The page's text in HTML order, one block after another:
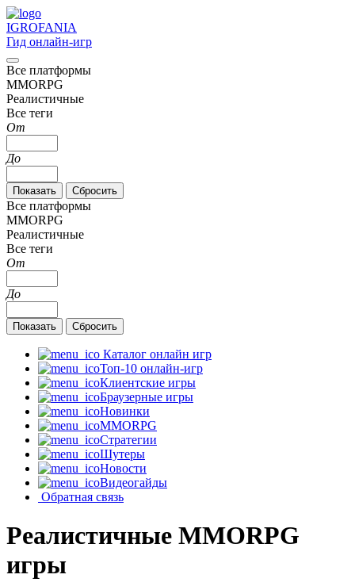
IGROFANIA
Гид онлайн-игр
Все платформы
MMORPG
Реалистичные
Все теги
От
До
Все платформы
MMORPG
Реалистичные
Все теги
От
До
Каталог онлайн игр
Топ-10 онлайн-игр
Клиентские игры
Браузерные игры
Новинки
MMORPG
Стратегии
Шутеры
Новости
Видеогайды
Обратная связь
Реалистичные MMORPG
игры